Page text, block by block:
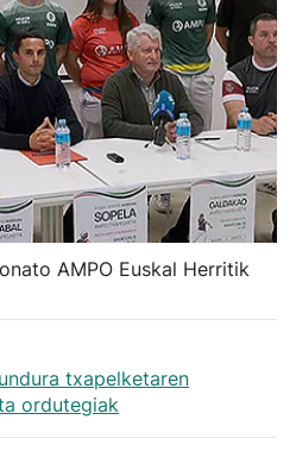
AMPO Euskal Herritik
txapelketaren
ordutegiak